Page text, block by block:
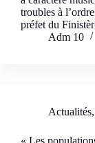
troubles à
préfet du
Adm 10
Actualités,
« Les